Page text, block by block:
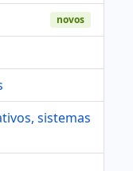
novos
sistemas